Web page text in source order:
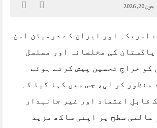
جون 20, 2026
امریکہ اور ایران کے درمیان امن
کی مخلصانہ اور مسلسل
کو خراجِ تحسین پیش کرتے ہوئے
منظور کر لی، جس میں کہا گیا کہ
قابلِ اعتماد اور غیر جانبدار
عالمی سطح پر اپنی ساکھ مزید